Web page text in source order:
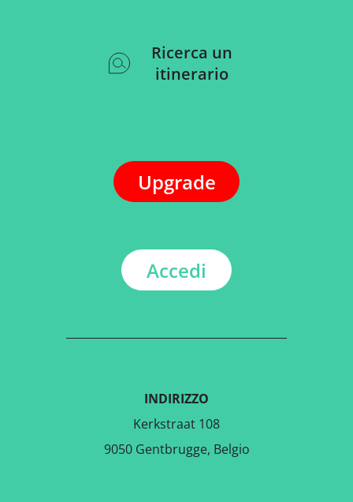
Ricerca un
itinerario
Upgrade
Accedi
INDIRIZZO
Kerkstraat 108
9050 Gentbrugge, Belgio